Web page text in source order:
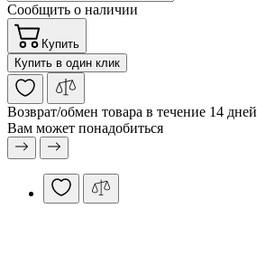
Сообщить о наличии
Купить
Купить в один клик
Возврат/обмен товара в течение 14 дней
Вам может понадобиться